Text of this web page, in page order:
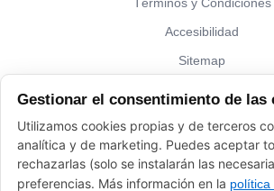
Términos y Condiciones
Accesibilidad
Sitemap
Vinos El Peso: (+34) 941
Gestionar el consentimiento de las
Utilizamos cookies propias y de terceros
analítica y de marketing. Puedes aceptar
rechazarlas (solo se instalarán las
preferencias. Más información en la política